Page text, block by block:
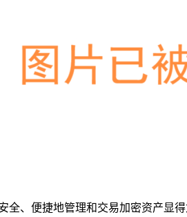
全、便捷地管理和交易加密资产显